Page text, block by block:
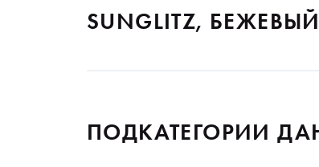
SUNGLITZ,
ПОДКАТЕГОРИИ